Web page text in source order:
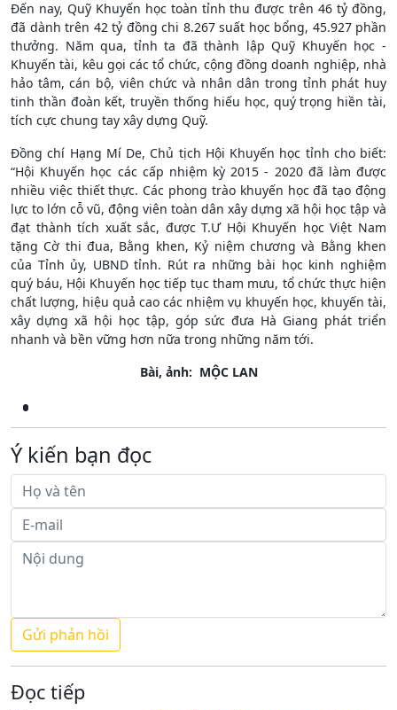
Đến nay, Quỹ Khuyến học toàn tỉnh thu được trên 46 tỷ đồng,
đã dành trên 42 tỷ đồng chi 8.267 suất học bổng, 45.927 phần
thưởng. Năm qua, tỉnh ta đã thành lập Quỹ Khuyến học -
Khuyến tài, kêu gọi các tổ chức, cộng đồng doanh nghiệp, nhà
hảo tâm, cán bộ, viên chức và nhân dân trong tỉnh phát huy
tinh thần đoàn kết, truyền thống hiếu học, quý trọng hiền tài,
tích cực chung tay xây dựng Quỹ.
Đồng chí Hạng Mí De, Chủ tịch Hội Khuyến học tỉnh cho biết:
“Hội Khuyến học các cấp nhiệm kỳ 2015 - 2020 đã làm được
nhiều việc thiết thực. Các phong trào khuyến học đã tạo động
lực to lớn cỗ vũ, động viên toàn dân xây dựng xã hội học tập và
đạt thành tích xuất sắc, được T.Ư Hội Khuyến học Việt Nam
tặng Cờ thi đua, Bằng khen, Kỷ niệm chương và Bằng khen
của Tỉnh ủy, UBND tỉnh. Rút ra những bài học kinh nghiệm
quý báu, Hội Khuyến học tiếp tục tham mưu, tổ chức thực hiện
chất lượng, hiệu quả cao các nhiệm vụ khuyến học, khuyến tài,
xây dựng xã hội học tập, góp sức đưa Hà Giang phát triển
nhanh và bền vững hơn nữa trong những năm tới.
Bài, ảnh: MỘC LAN
Ý kiến bạn đọc
Đọc tiếp